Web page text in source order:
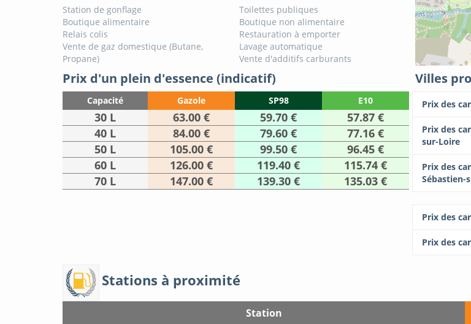
Station de gonflage
Toilettes publiques
Boutique alimentaire
Boutique non alimentaire
Relais colis
Restauration à emporter
Vente de gaz domestique (Butane,
Propane)
Lavage automatique
Vente d'additifs carburants
Prix d'un plein d'essence (indicatif)
Capacité Gazole SP98 E10
30 L 63.00 € 59.70 €
57.87 €
40 L
84.00 € 79.60 €
77.16 €
50 L
105.00 € 99.50 €
96.45 €
60 L
126.00 € 119.40 €
115.74 €
70 L
147.00 € 139.30 € 135.03 €
Villes
Prix des
Prix des
sur-Loire
Prix des
Sébastien-
Prix des
Prix des
Stations à proximité
Station